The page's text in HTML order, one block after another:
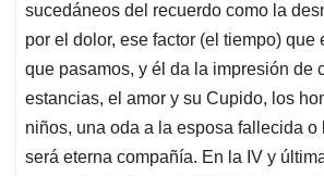
sucedáneos del recuerdo como la
por el dolor, ese factor (el tiempo) que
que pasamos, y él da la impresión de
estancias, el amor y su Cupido, los
niños, una oda a la esposa fallecida o
será eterna compañía. En la IV y